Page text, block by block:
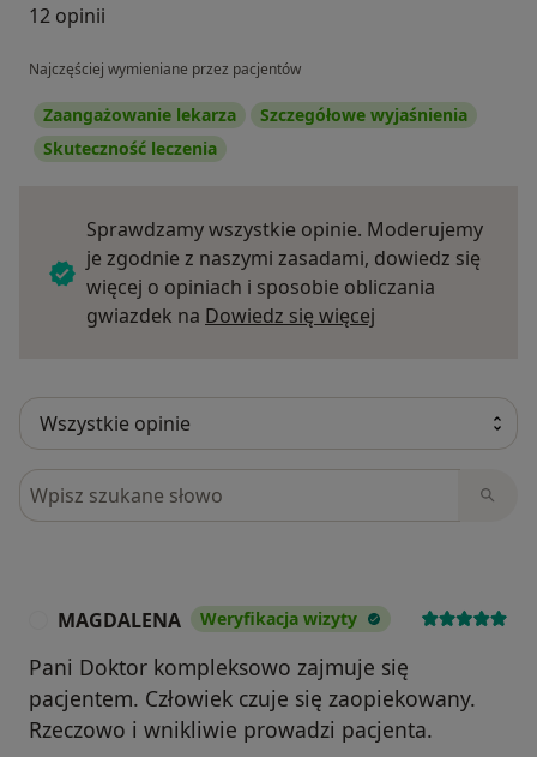
12 opinii
Najczęściej wymieniane przez pacjentów
Zaangażowanie lekarza
Szczegółowe wyjaśnienia
Skuteczność leczenia
Sprawdzamy wszystkie opinie. Moderujemy
je zgodnie z naszymi zasadami, dowiedz się
więcej o opiniach i sposobie obliczania
gwiazdek na Dowiedz się więcej
Szukaj w opiniach
MAGDALENA Weryfikacja wizyty
Pani Doktor kompleksowo zajmuje się
pacjentem. Człowiek czuje się zaopiekowany.
Rzeczowo i wnikliwie prowadzi pacjenta.